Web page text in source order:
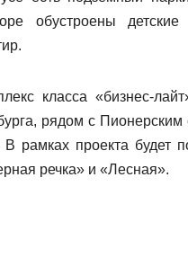
обустроены
класса «бизнес-
рядом с Пионерским
рамках проекта будет
речка» и «Лесная».